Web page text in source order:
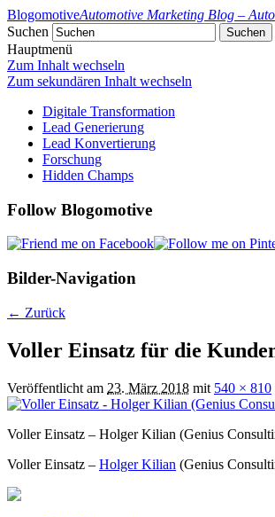
BlogomotiveAutomotive Marketing Blog –
Suchen
Hauptmenü
Zum Inhalt wechseln
Zum sekundären Inhalt wechseln
Digitale Transformation
Lead Generierung
Lead Konvertierung
Forschung
Hidden Champs
Follow Blogomotive
Bilder-Navigation
← Zurück
Voller Einsatz für die
Veröffentlicht am 23. März 2018 mit 540 × 810
Voller Einsatz – Holger Kilian (Genius
Voller Einsatz – Holger Kilian (Genius